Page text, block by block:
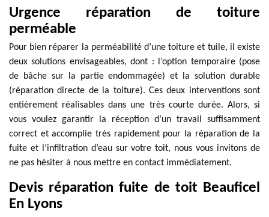
Urgence réparation de toiture
perméable
Pour bien réparer la perméabilité d’une toiture et tuile, il existe
deux solutions envisageables, dont : l’option temporaire (pose
de bâche sur la partie endommagée) et la solution durable
(réparation directe de la toiture). Ces deux interventions sont
entièrement réalisables dans une très courte durée. Alors, si
vous voulez garantir la réception d’un travail suffisamment
correct et accomplie très rapidement pour la réparation de la
fuite et l’infiltration d’eau sur votre toit, nous vous invitons de
ne pas hésiter à nous mettre en contact immédiatement.
Devis réparation fuite de toit Beauficel
En Lyons